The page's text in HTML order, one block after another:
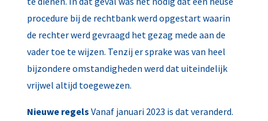
procedure bij de rechtbank werd opgestart waarin
de rechter werd gevraagd het gezag mede aan de
vader toe te wijzen. Tenzij er sprake was van heel
bijzondere omstandigheden werd dat uiteindelijk
vrijwel altijd toegewezen.
Nieuwe regels Vanaf januari 2023 is dat veranderd.